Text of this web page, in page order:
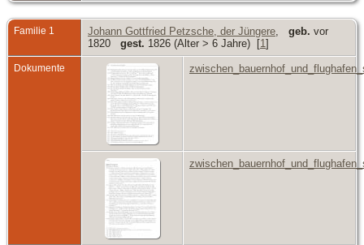
Familie 1 Johann Gottfried Petzsche, der Jüngere geb. vor
1820 gest. 1826 (Alter > 6 Jahre) [1]
Dokumente